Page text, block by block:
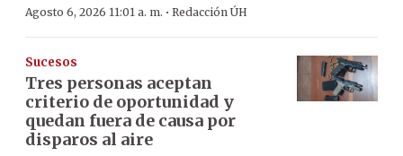
Agosto 6, 2026 11:01 a. m. · Redacción ÚH
Sucesos
Tres personas aceptan
criterio de oportunidad y
quedan fuera de causa por
disparos al aire